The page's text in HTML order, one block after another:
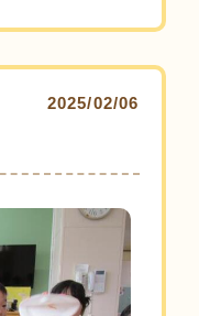
2025/02/06